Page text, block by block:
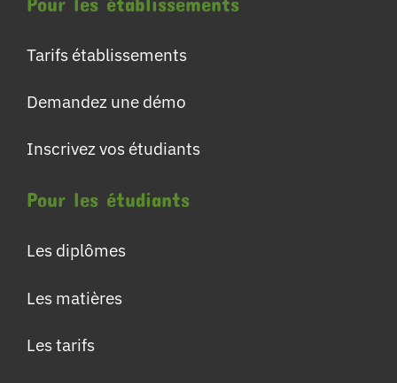
Tarifs établissements
Demandez une démo
Inscrivez vos étudiants
Pour les étudiants
Les diplômes
Les matières
Les tarifs